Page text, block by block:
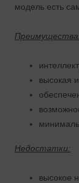
модель есть
высокая
Недостатки:
высокое